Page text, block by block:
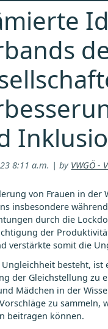
8:11 a.m. | by VWGÖ -
von Frauen in
insbesondere
durch die
der
verstärkte somit die
Ungleichheit besteht,
der Gleichstellung zu
Mädchen in der
zu sammeln,
beitragen können.